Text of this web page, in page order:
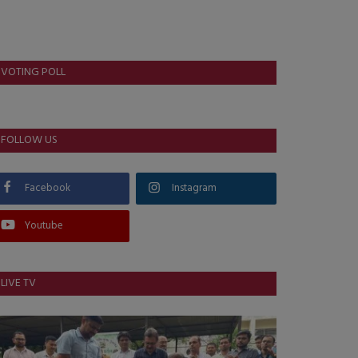
VOTING POLL
FOLLOW US
Facebook Instagram
Youtube
LIVE TV